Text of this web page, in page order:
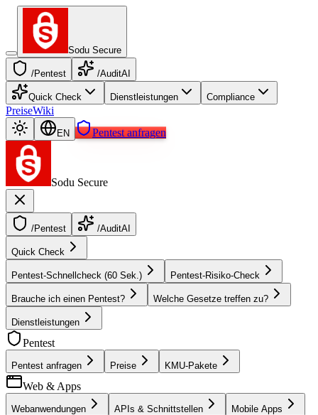
Sodu Secure
/Pentest /AuditAI
Quick Check Dienstleistungen Compliance
PreiseWiki
EN Pentest anfragen
Sodu Secure
/Pentest /AuditAI
Quick Check
Pentest-Schnellcheck (60 Sek.) Pentest-Risiko-Check
Brauche ich einen Pentest? Welche Gesetze treffen zu?
Dienstleistungen
Pentest
Pentest anfragen Preise KMU-Pakete
Web & Apps
Webanwendungen APIs & Schnittstellen Mobile Apps